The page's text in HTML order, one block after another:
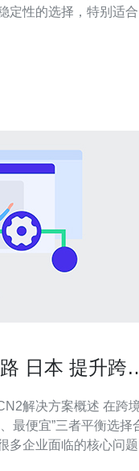
定性的选择，特别适合
加带宽来提供更高的
日本 提升跨
解决方案概述 在跨
最便宜”三者平衡选择
多企业面临的核心问题